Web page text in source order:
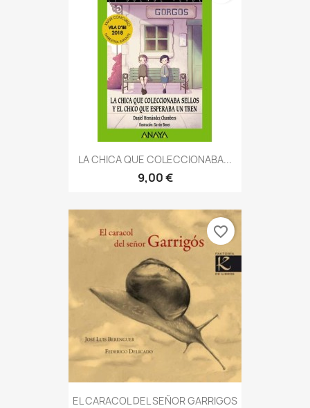
LA CHICA QUE COLECCIONABA...
9,00 €
EL CARACOL DEL SEÑOR GARRIGOS
favorite_border